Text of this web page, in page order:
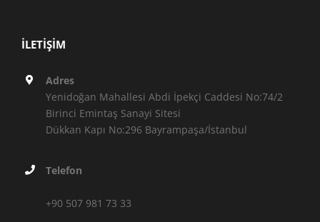
İLETIŞIM
Adres
Yenidoğan Mahallesi Abdi İpekçi Caddesi No:74/2
Birinci Emintaş Sanayi Sitesi
Dükkan Kapı No:296 Bayrampaşa/İstanbul
Telefon
+90 507 981 73 33